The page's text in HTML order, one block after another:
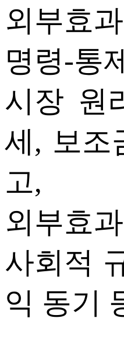
외부효
명령-통
시장 원
세, 보조
고,
외부효
사회적
익 동기